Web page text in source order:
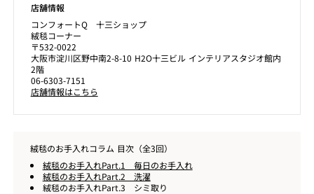
店舗情報
コンフォートQ 十三ショップ
絨毯コーナー
〒532-0022
大阪市淀川区野中南2-8-10 H2O十三ビル インテリアスタジオ館内
2階
06-6303-7151
店舗情報はこちら
絨毯のお手入れコラム 目次（全3回）
絨毯のお手入れPart.1 毎日のお手入れ
絨毯のお手入れPart.2 洗濯
絨毯のお手入れPart.3 シミ取り